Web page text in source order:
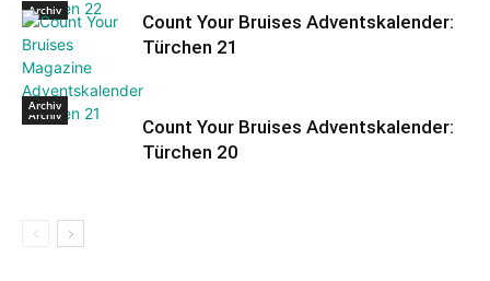
Archiv
Archiv
Count Your Bruises Adventskalender:
Türchen 21
Archiv
Count Your Bruises Adventskalender:
Türchen 20